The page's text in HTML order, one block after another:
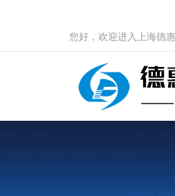
您好，欢迎进入上海德